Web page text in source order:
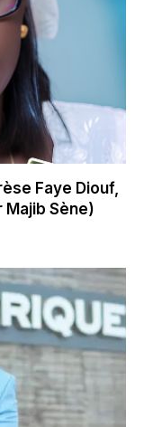
Faye Diouf,
Sène)